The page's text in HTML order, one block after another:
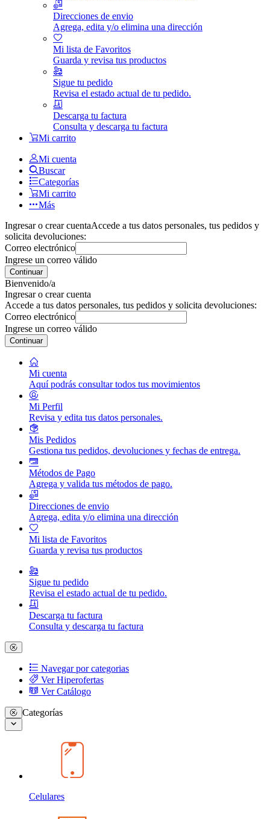
Direcciones de envio
Agrega, edita y/o elimina una dirección
Mi lista de Favoritos
Guarda y revisa tus productos
Sigue tu pedido
Revisa el estado actual de tu pedido.
Descarga tu factura
Consulta y descarga tu factura
Mi carrito
Mi cuenta
Buscar
Categorías
Mi carrito
Más
Ingresar o crear cuentaAccede a tus datos personales, tus pedidos y
solicita devoluciones:
Correo electrónico
Ingrese un correo válido
Continuar
Bienvenido/a
Ingresar o crear cuenta
Accede a tus datos personales, tus pedidos y solicita devoluciones:
Correo electrónico
Ingrese un correo válido
Continuar
Mi cuenta
Aquí podrás consultar todos tus movimientos
Mi Perfil
Revisa y edita tus datos personales.
Mis Pedidos
Gestiona tus pedidos, devoluciones y fechas de entrega.
Métodos de Pago
Agrega y valida tus métodos de pago.
Direcciones de envio
Agrega, edita y/o elimina una dirección
Mi lista de Favoritos
Guarda y revisa tus productos
Sigue tu pedido
Revisa el estado actual de tu pedido.
Descarga tu factura
Consulta y descarga tu factura
Navegar por categorias
Ver Hiperofertas
Ver Catálogo
Categorías
Celulares